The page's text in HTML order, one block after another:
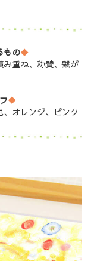
もの◆
重ね、称賛、繋が
◆
オレンジ、ピンク